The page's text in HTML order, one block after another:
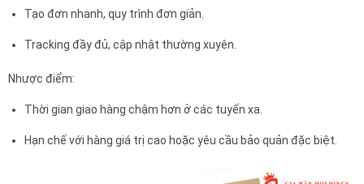
Tạo đơn nhanh, quy trình đơn giản.
Tracking đầy đủ, cập nhật thường xuyên.
Nhược điểm:
Thời gian giao hàng chậm hơn ở các tuyến xa.
Hạn chế với hàng giá trị cao hoặc yêu cầu bảo quản đặc biệt.